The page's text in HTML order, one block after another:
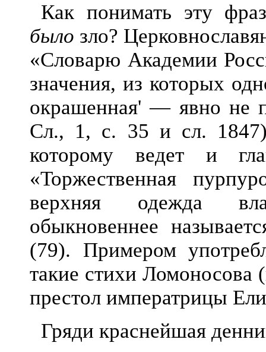
Как понимать эту
было зло?
«Словарю Академии
значения, из которых
окрашенная' — явно не
Сл., 1, с. 35 и сл.
которому ведет и
«Торжественная
верхняя одежда
обыкновеннее
(79). Примером
такие стихи Ломоносова
престол императрицы
Гряди краснейшая